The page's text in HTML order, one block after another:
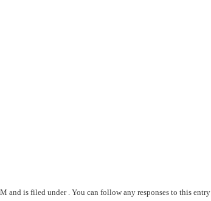
and is filed under . You can follow any responses to this